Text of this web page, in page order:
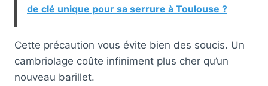
de clé unique pour sa serrure à Toulouse ?
Cette précaution vous évite bien des soucis. Un
cambriolage coûte infiniment plus cher qu’un
nouveau barillet.